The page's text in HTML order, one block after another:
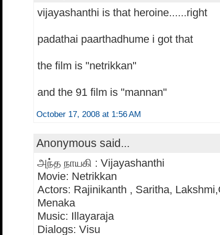
vijayashanthi is that heroine......right
padathai paarthadhume i got that
the film is "netrikkan"
and the 91 film is "mannan"
October 17, 2008 at 1:56 AM
Anonymous said...
அந்த நாயகி : Vijayashanthi
Movie: Netrikkan
Actors: Rajinikanth , Saritha,
Menaka
Music: Illayaraja
Dialogs: Visu